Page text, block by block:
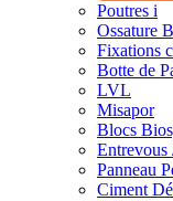
Poutres i
Ossature
Fixations
Botte de
LVL
Misapor
Blocs
Panneau
Ciment